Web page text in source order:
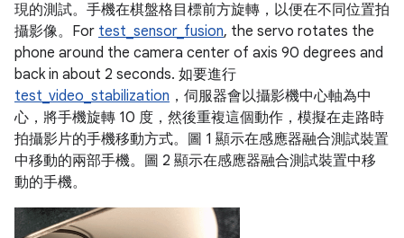
現的測試。手機在棋盤格目標前方旋轉，以便在不同位置拍
攝影像。For test_sensor_fusion, the servo rotates the
phone around the camera center of axis 90 degrees and
back in about 2 seconds. 如要進行
test_video_stabilization ，伺服器會以攝影機中心軸為中
心，將手機旋轉 10 度，然後重複這個動作，模擬在走路時
拍攝影片的手機移動方式。圖 1 顯示在感應器融合測試裝置
中移動的兩部手機。圖 2 顯示在感應器融合測試裝置中移
動的手機。